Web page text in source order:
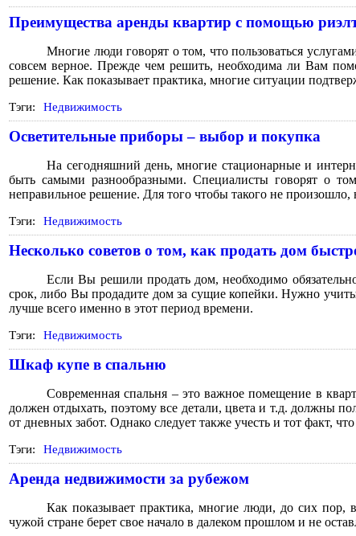
Преимущества аренды квартир с помощью
Многие люди говорят о том, что пользоваться
совсем верное. Прежде чем решить, необходима ли Вам
решение. Как показывает практика, многие ситуации
Тэги: Недвижимость
Осветительные приборы – выбор и покупка
На сегодняшний день, многие стационарные и
быть самыми разнообразными. Специалисты говорят о
неправильное решение. Для того чтобы такого не
Тэги: Недвижимость
Несколько советов о том, как продать дом
Если Вы решили продать дом, необходимо
срок, либо Вы продадите дом за сущие копейки. Нужно
лучше всего именно в этот период времени.
Тэги: Недвижимость
Шкаф купе в спальню
Современная спальня – это важное помещение в
должен отдыхать, поэтому все детали, цвета и т.д. должны
от дневных забот. Однако следует также учесть и тот факт,
Тэги: Недвижимость
Аренда недвижимости за рубежом
Как показывает практика, многие люди, до сих пор,
чужой стране берет свое начало в далеком прошлом и не